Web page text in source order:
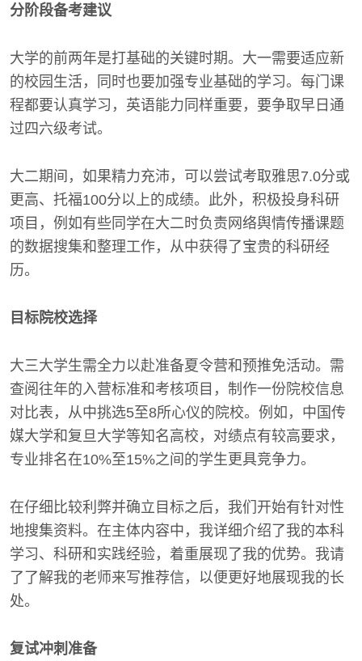
分阶段备考建议
大学的前两年是打基础的关键时期。大一需要适应新
的校园生活，同时也要加强专业基础的学习。每门课
程都要认真学习，英语能力同样重要，要争取早日通
过四六级考试。
大二期间，如果精力充沛，可以尝试考取雅思7.0分或
更高、托福100分以上的成绩。此外，积极投身科研
项目，例如有些同学在大二时负责网络舆情传播课题
的数据搜集和整理工作，从中获得了宝贵的科研经
历。
目标院校选择
大三大学生需全力以赴准备夏令营和预推免活动。需
查阅往年的入营标准和考核项目，制作一份院校信息
对比表，从中挑选5至8所心仪的院校。例如，中国传
媒大学和复旦大学等知名高校，对绩点有较高要求，
专业排名在10%至15%之间的学生更具竞争力。
在仔细比较利弊并确立目标之后，我们开始有针对性
地搜集资料。在主体内容中，我详细介绍了我的本科
学习、科研和实践经验，着重展现了我的优势。我请
了了解我的老师来写推荐信，以便更好地展现我的长
处。
复试冲刺准备